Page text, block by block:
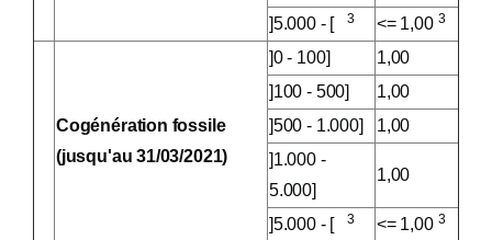
]5.000 - [ 3 <= 1,00 3
Cogénération fossile
(jusqu'au 31/03/2021)
]0 - 100]
1,00
]100 - 500]
1,00
]500 - 1.000]
1,00
]1.000 -
5.000]
1,00
]5.000 - [ 3 <= 1,00 3